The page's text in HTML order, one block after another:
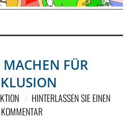
FÜR
HINTERLASSEN SIE EINEN
KOMMENTAR